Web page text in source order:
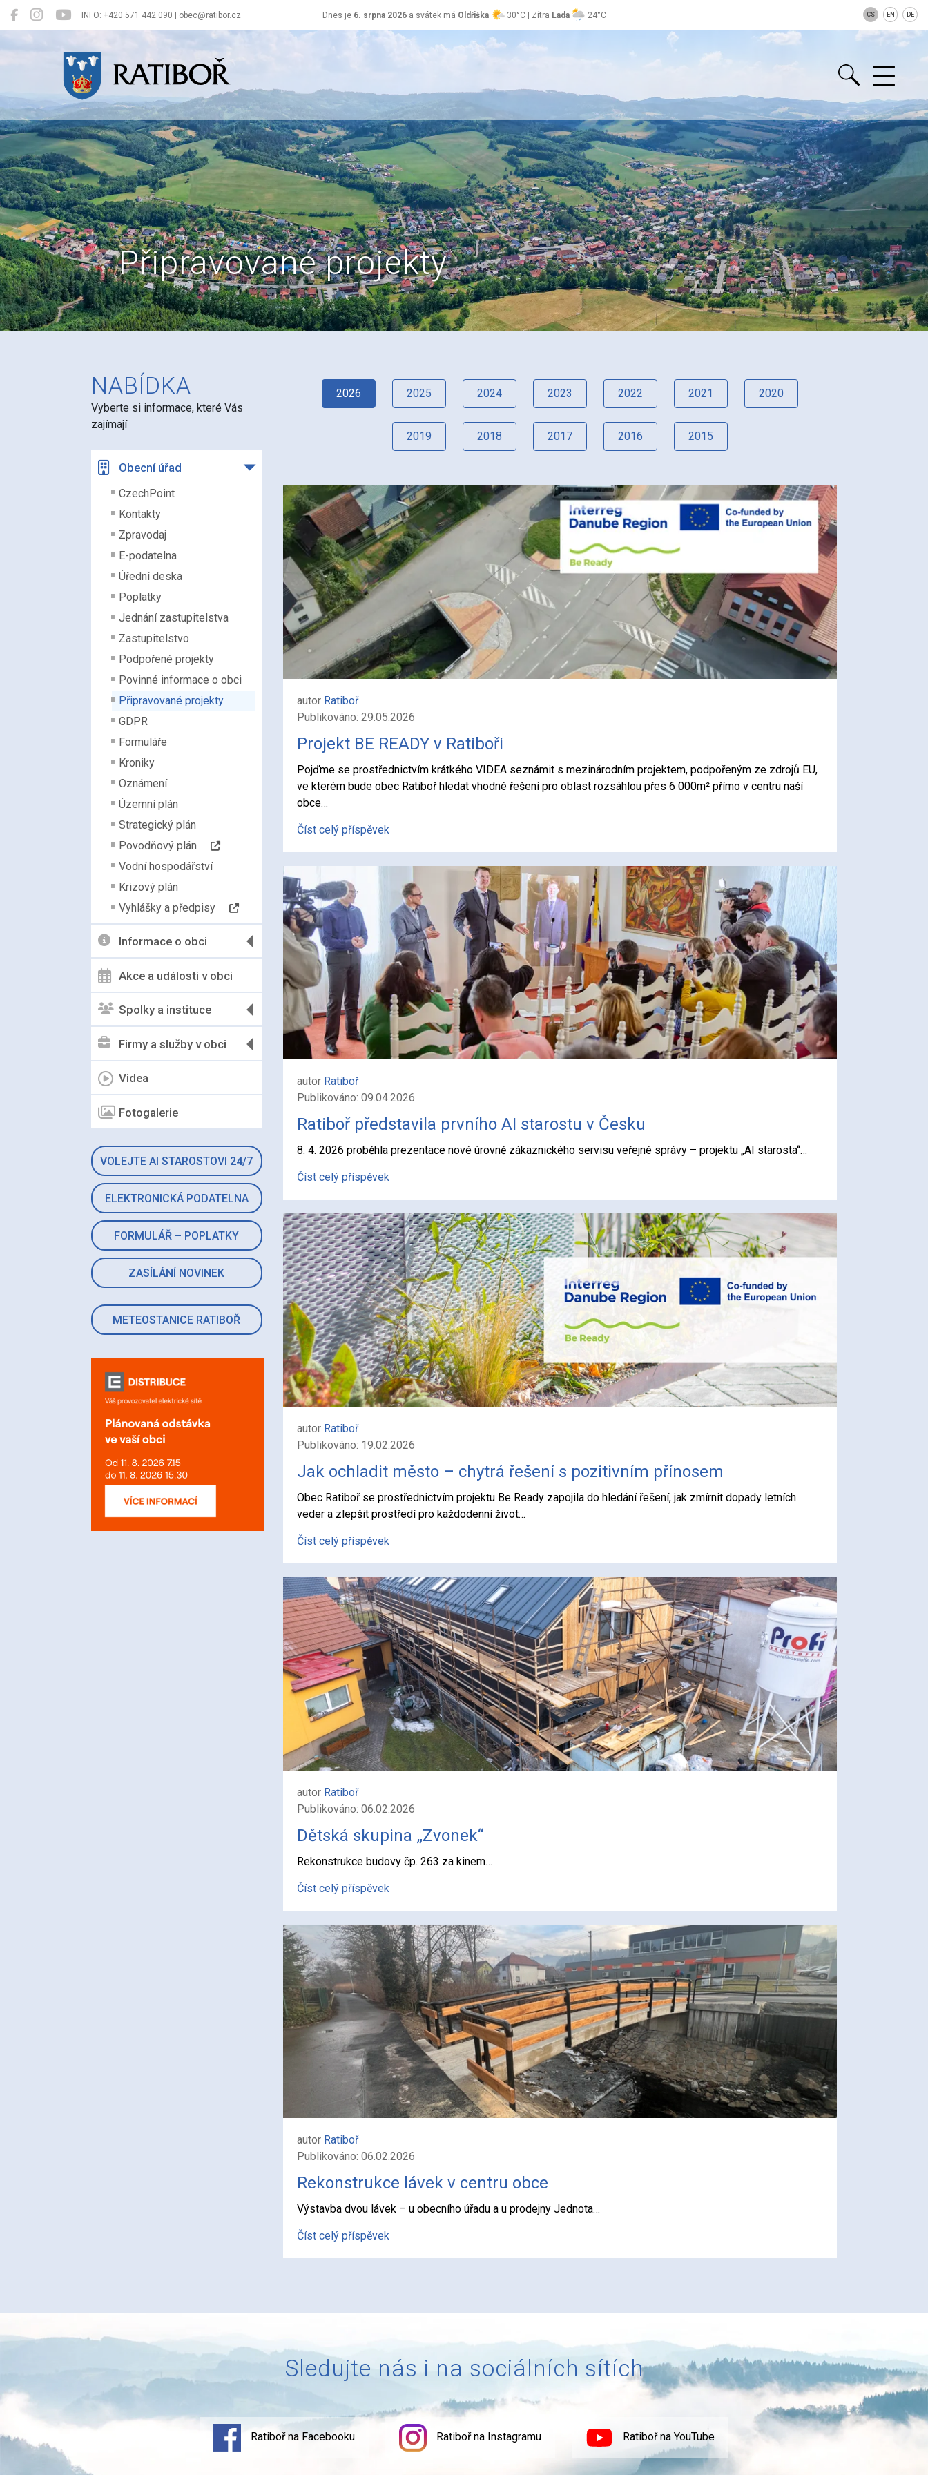
INFO: +420 571 442 090 | obec@ratibor.cz Dnes je 6. srpna 2026a svátek má Oldřiška 30°C | Zítra Lada 24°C CS EN DE
Ratiboř
Připravované projekty
NABÍDKA
Vyberte si informace, které Vás
zajímají
Obecní úřad
CzechPoint
Kontakty
Zpravodaj
E-podatelna
Úřední deska
Poplatky
Jednání zastupitelstva
Zastupitelstvo
Podpořené projekty
Povinné informace o obci
Připravované projekty
GDPR
Formuláře
Kroniky
Oznámení
Územní plán
Strategický plán
Povodňový plán
Vodní hospodářství
Krizový plán
Vyhlášky a předpisy
Informace o obci
Akce a události v obci
Spolky a instituce
Firmy a služby v obci
Videa
Fotogalerie
VOLEJTE AI STAROSTOVI 24/7
ELEKTRONICKÁ PODATELNA
FORMULÁŘ – POPLATKY
ZASÍLÁNÍ NOVINEK
METEOSTANICE RATIBOŘ
2026 2025 2024 2023 2022 2021 2020
2019 2018 2017 2016 2015
autor Ratiboř
Publikováno: 29.05.2026
Projekt BE READY v Ratiboři
Pojďme se prostřednictvím krátkého VIDEA seznámit s mezinárodním projektem, podpořeným ze zdrojů EU,
ve kterém bude obec Ratiboř hledat vhodné řešení pro oblast rozsáhlou přes 6 000m² přímo v centru naší
obce…
Číst celý příspěvek
autor Ratiboř
Publikováno: 09.04.2026
Ratiboř představila prvního AI starostu v Česku
8. 4. 2026 proběhla prezentace nové úrovně zákaznického servisu veřejné správy – projektu „AI starosta“…
Číst celý příspěvek
autor Ratiboř
Publikováno: 19.02.2026
Jak ochladit město – chytrá řešení s pozitivním přínosem
Obec Ratiboř se prostřednictvím projektu Be Ready zapojila do hledání řešení, jak zmírnit dopady letních
veder a zlepšit prostředí pro každodenní život…
Číst celý příspěvek
autor Ratiboř
Publikováno: 06.02.2026
Dětská skupina „Zvonek“
Rekonstrukce budovy čp. 263 za kinem…
Číst celý příspěvek
autor Ratiboř
Publikováno: 06.02.2026
Rekonstrukce lávek v centru obce
Výstavba dvou lávek – u obecního úřadu a u prodejny Jednota…
Číst celý příspěvek
Sledujte nás i na sociálních sítích
Ratiboř na Facebooku Ratiboř na Instagramu Ratiboř na YouTube